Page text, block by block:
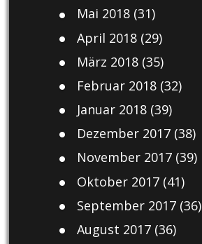
Mai 2018(31)
April 2018(29)
März 2018(35)
Februar 2018(32)
Januar 2018(39)
Dezember 2017(38)
November 2017(39)
Oktober 2017(41)
September 2017(36)
August 2017(36)